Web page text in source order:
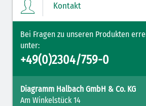
Kontakt
Bei Fragen zu unseren Produkten
unter:
+49(0)2304/759-0
Diagramm Halbach GmbH & Co. KG
Am Winkelstück 14